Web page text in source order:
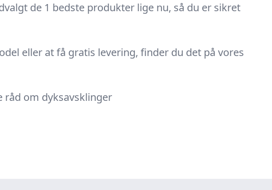
de 1 bedste produkter lige nu, så du er sikret
eller at få gratis levering, finder du det på vores
råd om dyksavsklinger